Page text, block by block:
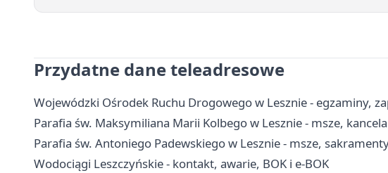
Przydatne dane teleadresowe
Wojewódzki Ośrodek Ruchu Drogowego w Lesznie - egzaminy,
Parafia św. Maksymiliana Marii Kolbego w Lesznie - msze,
Parafia św. Antoniego Padewskiego w Lesznie - msze,
Wodociągi Leszczyńskie - kontakt, awarie, BOK i e-BOK